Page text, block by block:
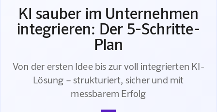
KI sauber im Unternehmen
integrieren: Der 5-Schritte-
Plan
Von der ersten Idee bis zur voll integrierten KI-
Lösung – strukturiert, sicher und mit
messbarem Erfolg